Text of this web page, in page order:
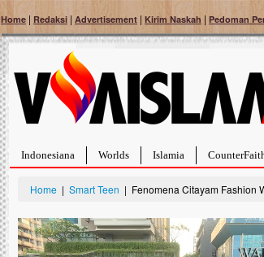
Home | Redaksi | Advertisement | Kirim Naskah | Pedoman
Indonesiana Worlds Islamia
Home | Smart Teen | Fenomena Citayam Fashion